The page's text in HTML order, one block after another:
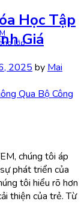
lớp
Học Tập
Giá
2025 by Mai
chúng tôi áp
phát triển của
tôi hiểu rõ hơn
thiện của trẻ. Từ